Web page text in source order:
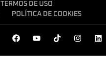
TERMOS DE USO
POLÍTICA DE COOKIES